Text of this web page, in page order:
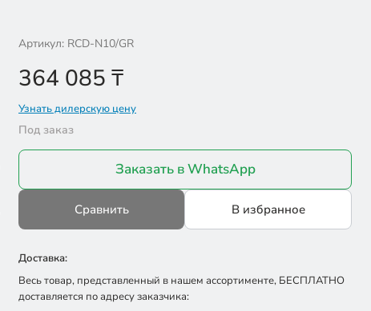
Артикул: RCD-N10/GR
364 085 ₸
Узнать дилерскую цену
Под заказ
Заказать в WhatsApp
Сравнить В избранное
Доставка:
Весь товар, представленный в нашем ассортименте, БЕСПЛАТНО
доставляется по адресу заказчика: